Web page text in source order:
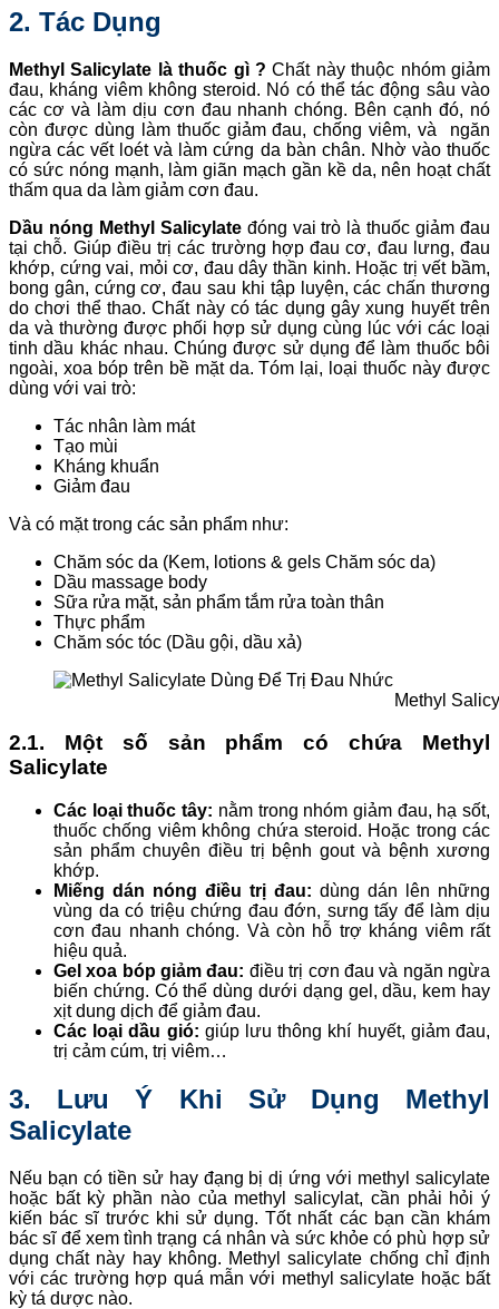
2. Tác Dụng
Methyl Salicylate là thuốc gì ? Chất này thuộc nhóm giảm
đau, kháng viêm không st­eroid. Nó có thể tác động sâu vào
các cơ và làm dịu cơn đau nhanh chóng. Bên cạnh đó, nó
còn được dùng làm thuốc giảm đau, chống viêm, và ngăn
ngừa các vết loét và làm cứng da bàn chân. Nhờ vào thuốc
có sức nóng mạnh, làm giãn mạch gần kề da, nên hoạt chất
thấm qua da làm giảm cơn đau.
Dầu nóng Methyl Salicylateđóng vai trò là thuốc giảm đau
tại chỗ. Giúp điều trị các trường hợp đau cơ, đau lưng, đau
khớp, cứng vai, mỏi cơ, đau dây thần kinh. Hoặc trị vết bầm,
bong gân, cứng cơ, đau sau khi tập luyện, các chấn thương
do chơi thể thao. Chất này có tác dụng gây xung huyết trên
da và thường được phối hợp sử dụng cùng lúc với các loại
tinh dầu khác nhau. Chúng được sử dụng để làm thuốc bôi
ngoài, xoa bóp trên bề mặt da. Tóm lại, loại thuốc này được
dùng với vai trò:
Tác nhân làm mát
Tạo mùi
Kháng khuẩn
Giảm đau
Và có mặt trong các sản phẩm như:
Chăm sóc da (Kem, lotions & gels Chăm sóc da)
Dầu massage body
Sữa rửa mặt, sản phẩm tắm rửa toàn thân
Thực phẩm
Chăm sóc tóc (Dầu gội, dầu xả)
Methyl
2.1. Một số sản phẩm có chứa Methyl
Salicylate
Các loại thuốc tây: nằm trong nhóm giảm đau, hạ sốt,
thuốc chống viêm không chứa steroid. Hoặc trong các
sản phẩm chuyên điều trị bệnh gout và bệnh xương
khớp.
Miếng dán nóng điều trị đau: dùng dán lên những
vùng da có triệu chứng đau đớn, sưng tấy để làm dịu
cơn đau nhanh chóng. Và còn hỗ trợ kháng viêm rất
hiệu quả.
Gel xoa bóp giảm đau: điều trị cơn đau và ngăn ngừa
biến chứng. Có thể dùng dưới dạng gel, dầu, kem hay
xịt dung dịch để giảm đau.
Các loại dầu gió: giúp lưu thông khí huyết, giảm đau,
trị cảm cúm, trị viêm…
3. Lưu Ý Khi Sử Dụng Methyl
Salicylate
Nếu bạn có tiền sử hay đạng bị dị ứng với methyl salicylate
hoặc bất kỳ phần nào của methyl salicylat, cần phải hỏi ý
kiến bác sĩ trước khi sử dụng. Tốt nhất các bạn cần khám
bác sĩ để xem tình trạng cá nhân và sức khỏe có phù hợp sử
dụng chất này hay không. Methyl salicylate chống chỉ định
với các trường hợp quá mẫn với methyl salicylate hoặc bất
kỳ tá dược nào.